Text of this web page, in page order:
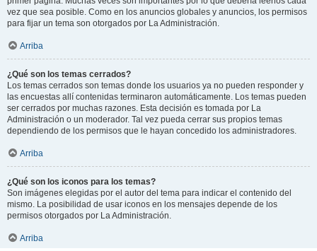
vez que sea posible. Como en los anuncios globales y anuncios, los permisos
para fijar un tema son otorgados por La Administración.
Arriba
¿Qué son los temas cerrados?
Los temas cerrados son temas donde los usuarios ya no pueden responder y
las encuestas allí contenidas terminaron automáticamente. Los temas pueden
ser cerrados por muchas razones. Esta decisión es tomada por La
Administración o un moderador. Tal vez pueda cerrar sus propios temas
dependiendo de los permisos que le hayan concedido los administradores.
Arriba
¿Qué son los iconos para los temas?
Son imágenes elegidas por el autor del tema para indicar el contenido del
mismo. La posibilidad de usar iconos en los mensajes depende de los
permisos otorgados por La Administración.
Arriba